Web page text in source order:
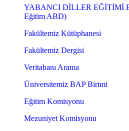
YABANCI DİLLER EĞİTİMİ
Eğitim ABD)
Fakültemiz Kütüphanesi
Fakültemiz Dergisi
Veritabanı Arama
Üniversitemiz BAP Birimi
Eğitim Komisyonu
Mezuniyet Komisyonu